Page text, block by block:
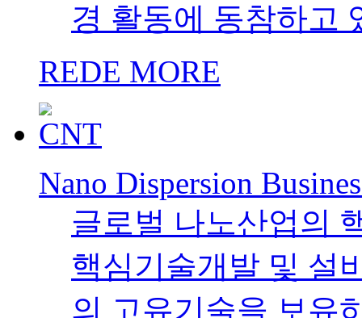
경 활동에 동참하고
REDE MORE
Nano Dispersion
글로벌 나노산업의
핵심기술개발 및 설
의 고유기술을 보유